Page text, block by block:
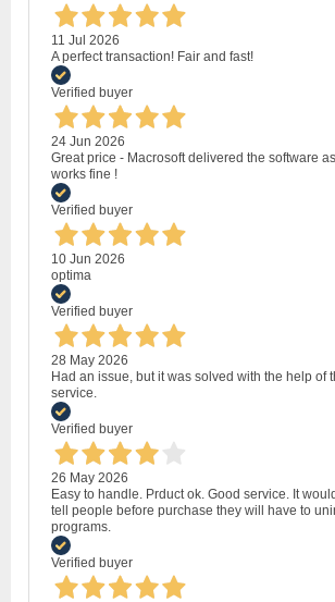
11 Jul 2026
A perfect transaction! Fair and fast!
Verified buyer
24 Jun 2026
Great price - Macrosoft delivered the software
works fine !
Verified buyer
10 Jun 2026
optima
Verified buyer
28 May 2026
Had an issue, but it was solved with the help of
service.
Verified buyer
26 May 2026
Easy to handle. Prduct ok. Good service. It
tell people before purchase they will have to
programs.
Verified buyer